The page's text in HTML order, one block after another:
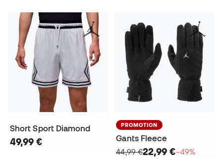
Short Sport Diamond
49,99 €
PROMOTION
Gants Fleece
44,99 €22,99 €−49%